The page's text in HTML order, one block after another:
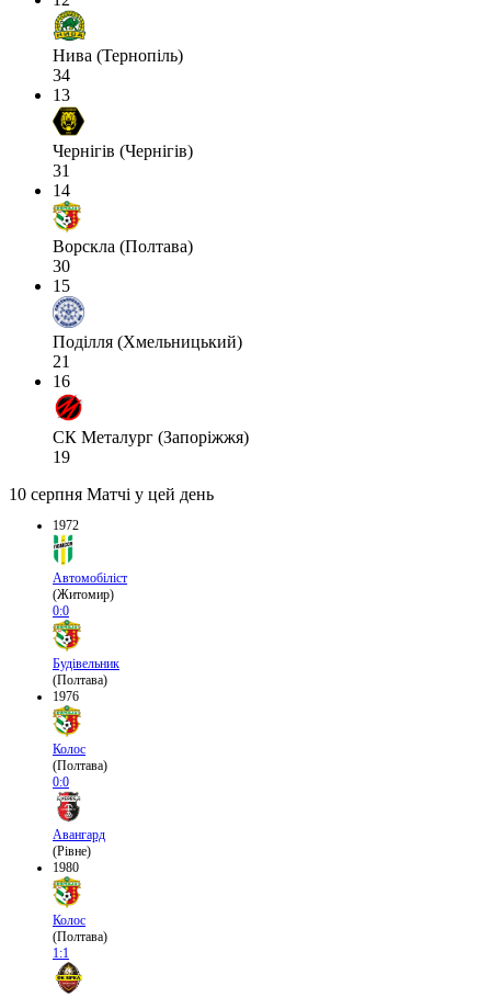
Нива (Тернопіль)
34
13
Чернігів (Чернігів)
31
14
Ворскла (Полтава)
30
15
Поділля (Хмельницький)
21
16
СК Металург (Запоріжжя)
19
10 серпня Матчі у цей день
1972
Автомобіліст
(Житомир)
0:0
Будівельник
(Полтава)
1976
Колос
(Полтава)
0:0
Авангард
(Рівне)
1980
Колос
(Полтава)
1:1